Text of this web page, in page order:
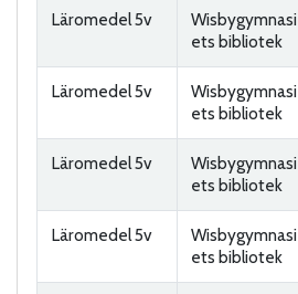
Läromedel 5v
Wisbygymnasi
ets bibliotek
Läromedel 5v
Wisbygymnasi
ets bibliotek
Läromedel 5v
Wisbygymnasi
ets bibliotek
Läromedel 5v
Wisbygymnasi
ets bibliotek